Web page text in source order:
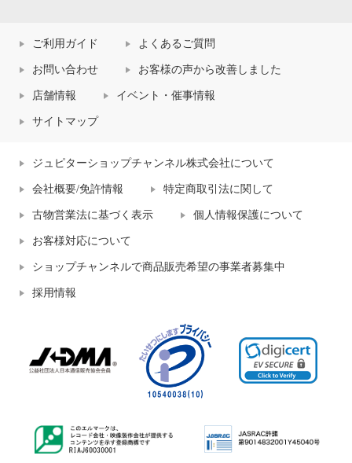
ご利用ガイド よくあるご質問
お問い合わせ お客様の声から改善しました
店舗情報 イベント・催事情報
サイトマップ
ジュピターショップチャンネル株式会社について
会社概要/免許情報 特定商取引法に関して
古物営業法に基づく表示 個人情報保護について
お客様対応について
ショップチャンネルで商品販売希望の事業者募集中
採用情報